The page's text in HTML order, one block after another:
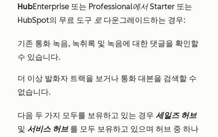
HubEnterprise 또는 Professional에서Starter 또는
HubSpot의 무료 도구 로 다운그레이드하는 경우:
기존 통화 녹음, 녹취록 및 녹음에 대한 댓글을 확인할
수 있습니다.
더 이상 발화자 트랙을 보거나 통화 대본을 검색할 수
없습니다.
다음 두 가지 모두를 보유하고 있는 경우 세일즈 허브
및 서비스 허브 를 모두 보유하고 있으며 허브 중 하나